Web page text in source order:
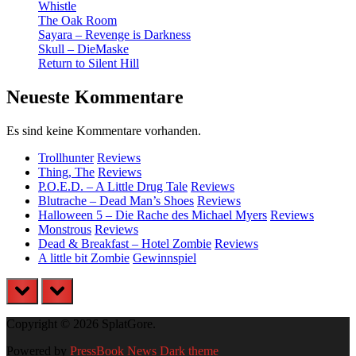
Whistle
The Oak Room
Sayara – Revenge is Darkness
Skull – DieMaske
Return to Silent Hill
Neueste Kommentare
Es sind keine Kommentare vorhanden.
Trollhunter Reviews
Thing, The Reviews
P.O.E.D. – A Little Drug Tale Reviews
Blutrache – Dead Man’s Shoes Reviews
Halloween 5 – Die Rache des Michael Myers Reviews
Monstrous Reviews
Dead & Breakfast – Hotel Zombie Reviews
A little bit Zombie Gewinnspiel
prev next
Copyright © 2026 SplatGore.
Powered by PressBook News Dark theme